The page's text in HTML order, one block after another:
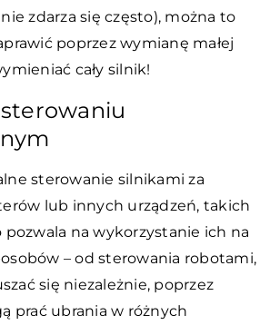
zdarza się często), można to
poprzez wymianę małej
cały silnik!
sterowaniu
sterowanie silnikami za
lub innych urządzeń, takich
pozwala na wykorzystanie ich na
– od sterowania robotami,
się niezależnie, poprzez
prać ubrania w różnych